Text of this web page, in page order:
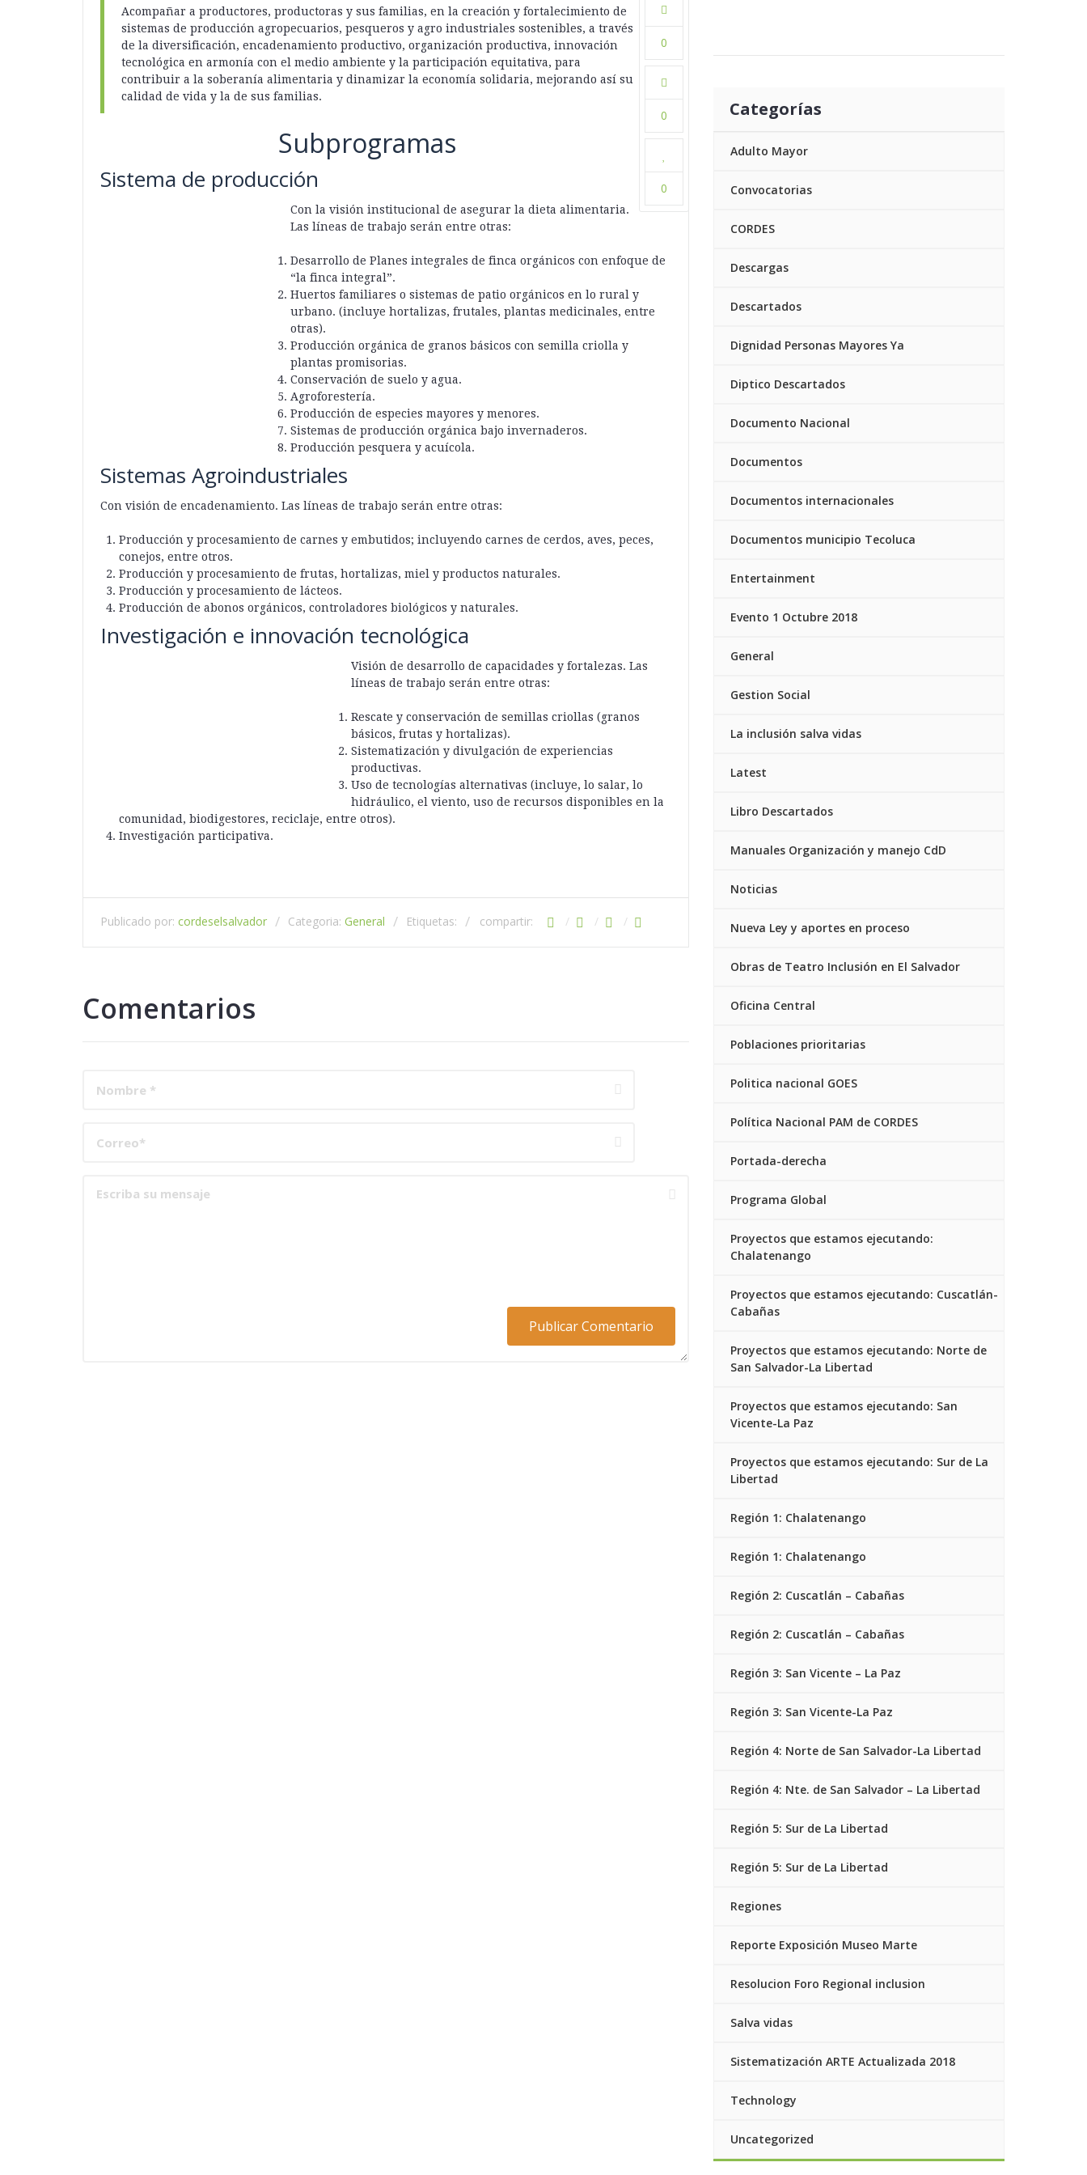
0
0
0
Acompañar a productores, productoras y sus familias, en la creación y fortalecimiento de
sistemas de producción agropecuarios, pesqueros y agro industriales sostenibles, a través
de la diversificación, encadenamiento productivo, organización productiva, innovación
tecnológica en armonía con el medio ambiente y la participación equitativa, para
contribuir a la soberanía alimentaria y dinamizar la economía solidaria, mejorando así su
calidad de vida y la de sus familias.
Subprogramas
Sistema de producción
Con la visión institucional de asegurar la dieta alimentaria.
Las líneas de trabajo serán entre otras:
Desarrollo de Planes integrales de finca orgánicos con enfoque de
“la finca integral”.
Huertos familiares o sistemas de patio orgánicos en lo rural y
urbano. (incluye hortalizas, frutales, plantas medicinales, entre
otras).
Producción orgánica de granos básicos con semilla criolla y
plantas promisorias.
Conservación de suelo y agua.
Agroforestería.
Producción de especies mayores y menores.
Sistemas de producción orgánica bajo invernaderos.
Producción pesquera y acuícola.
Sistemas Agroindustriales
Con visión de encadenamiento. Las líneas de trabajo serán entre otras:
Producción y procesamiento de carnes y embutidos; incluyendo carnes de cerdos, aves, peces,
conejos, entre otros.
Producción y procesamiento de frutas, hortalizas, miel y productos naturales.
Producción y procesamiento de lácteos.
Producción de abonos orgánicos, controladores biológicos y naturales.
Investigación e innovación tecnológica
Visión de desarrollo de capacidades y fortalezas. Las
líneas de trabajo serán entre otras:
Rescate y conservación de semillas criollas (granos
básicos, frutas y hortalizas).
Sistematización y divulgación de experiencias
productivas.
Uso de tecnologías alternativas (incluye, lo salar, lo
hidráulico, el viento, uso de recursos disponibles en la
comunidad, biodigestores, reciclaje, entre otros).
Investigación participativa.
Publicado por: cordeselsalvador Categoria: General Etiquetas: compartir:
Comentarios
Categorías
Adulto Mayor
Convocatorias
CORDES
Descargas
Descartados
Dignidad Personas Mayores Ya
Diptico Descartados
Documento Nacional
Documentos
Documentos internacionales
Documentos municipio Tecoluca
Entertainment
Evento 1 Octubre 2018
General
Gestion Social
La inclusión salva vidas
Latest
Libro Descartados
Manuales Organización y manejo CdD
Noticias
Nueva Ley y aportes en proceso
Obras de Teatro Inclusión en El Salvador
Oficina Central
Poblaciones prioritarias
Politica nacional GOES
Política Nacional PAM de CORDES
Portada-derecha
Programa Global
Proyectos que estamos ejecutando:
Chalatenango
Proyectos que estamos ejecutando: Cuscatlán-
Cabañas
Proyectos que estamos ejecutando: Norte de
San Salvador-La Libertad
Proyectos que estamos ejecutando: San
Vicente-La Paz
Proyectos que estamos ejecutando: Sur de La
Libertad
Región 1: Chalatenango
Región 1: Chalatenango
Región 2: Cuscatlán – Cabañas
Región 2: Cuscatlán – Cabañas
Región 3: San Vicente – La Paz
Región 3: San Vicente-La Paz
Región 4: Norte de San Salvador-La Libertad
Región 4: Nte. de San Salvador – La Libertad
Región 5: Sur de La Libertad
Región 5: Sur de La Libertad
Regiones
Reporte Exposición Museo Marte
Resolucion Foro Regional inclusion
Salva vidas
Sistematización ARTE Actualizada 2018
Technology
Uncategorized